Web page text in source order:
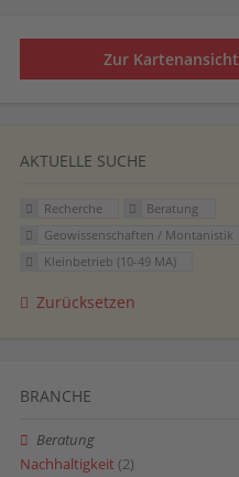
Zur Kartenansicht
AKTUELLE SUCHE
Recherche
Beratung
Geowissenschaften / Montanistik
Kleinbetrieb (10-49 MA)
Zurücksetzen
BRANCHE
Beratung
Nachhaltigkeit (2)